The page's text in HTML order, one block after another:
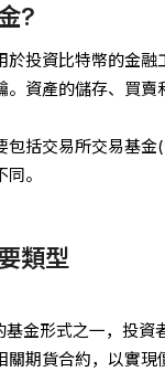
?
於投資比特幣的金
資產的儲存、買賣
包括交易所交易基
。
類型
基金形式之一，投
關期貨合約，以實